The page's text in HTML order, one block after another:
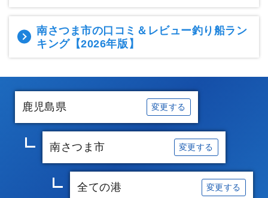
南さつま市の口コミ＆レビュー釣り船ラン
キング【2026年版】
鹿児島県 変更する
南さつま市 変更する
全ての港 変更する